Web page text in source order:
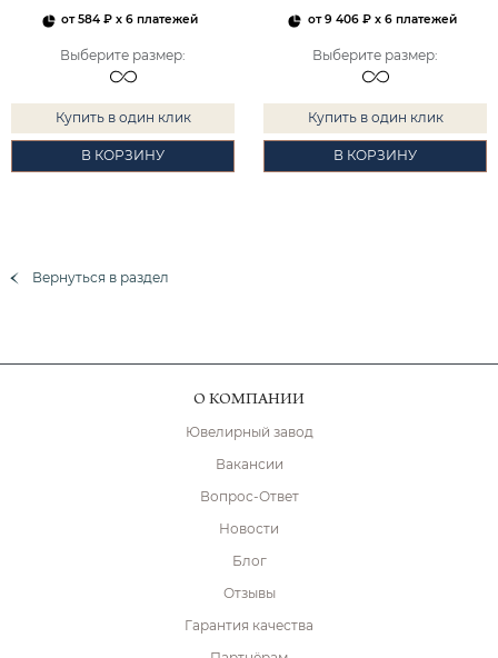
от584 ₽ x 6 платежей
Выберите размер:
Купить в один клик
В КОРЗИНУ
от9 406 ₽x 6 платежей
Выберите размер:
Купить в один клик
В КОРЗИНУ
Вернуться в раздел
О КОМПАНИИ
Ювелирный завод
Вакансии
Вопрос-Ответ
Новости
Блог
Отзывы
Гарантия качества